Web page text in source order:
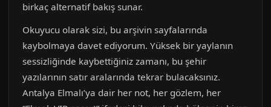
birkaç alternatif bakış sunar.
Okuyucu olarak sizi, bu arşivin sayfalarında
kaybolmaya davet ediyorum. Yüksek bir yaylanın
sessizliğinde kaybettiğiniz zamanı, bu şehir
yazılarının satır aralarında tekrar bulacaksınız.
Antalya Elmalı’ya dair her not, her gözlem, her